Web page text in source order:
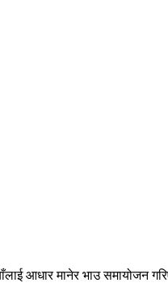
आधार मानेर भाउ समायोजन